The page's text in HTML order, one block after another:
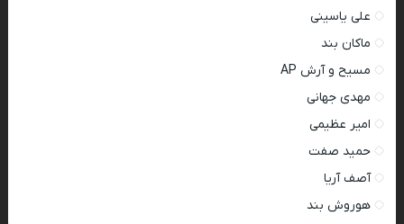
علی یاسینی
ماکان بند
مسیح و آرش AP
مهدی جهانی
امیر عظیمی
حمید صفت
آصف آریا
هوروش بند